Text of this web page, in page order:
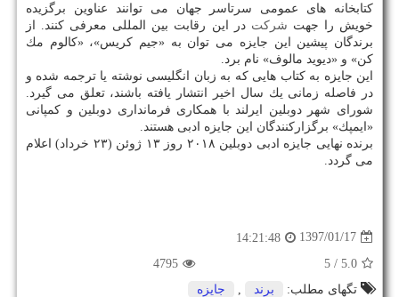
كتابخانه های عمومی سرتاسر جهان می توانند عناوین برگزیده
خویش را جهت شركت در این رقابت بین المللی معرفی كنند. از
برندگان پیشین این جایزه می توان به «جیم كریس»، «كالوم مك
كن» و «دیوید مالوف» نام برد.
این جایزه به كتاب هایی كه به زبان انگلیسی نوشته یا ترجمه شده و
در فاصله زمانی یك سال اخیر انتشار یافته باشند، تعلق می گیرد.
شورای شهر دوبلین ایرلند با همكاری فرمانداری دوبلین و كمپانی
«ایمپك» برگزاركنندگان این جایزه ادبی هستند.
برنده نهایی جایزه ادبی دوبلین ۲۰۱۸ روز ۱۳ ژوئن (۲۳ خرداد) اعلام
می گردد.
1397/01/17
14:21:48
5.0
/ 5
4795
تگهای مطلب:
برند جایزه